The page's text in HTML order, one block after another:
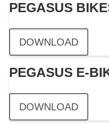
PEGASUS
DOWNLOAD
PEGASUS E-
DOWNLOAD